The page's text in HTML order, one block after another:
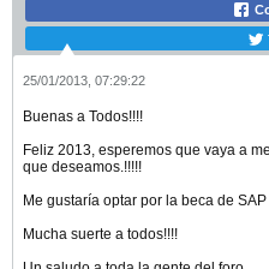
25/01/2013, 07:29:22
Buenas a Todos!!!!
Feliz 2013, esperemos que vaya a
que deseamos.!!!!!
Me gustaría optar por la beca de SAP
Mucha suerte a todos!!!!